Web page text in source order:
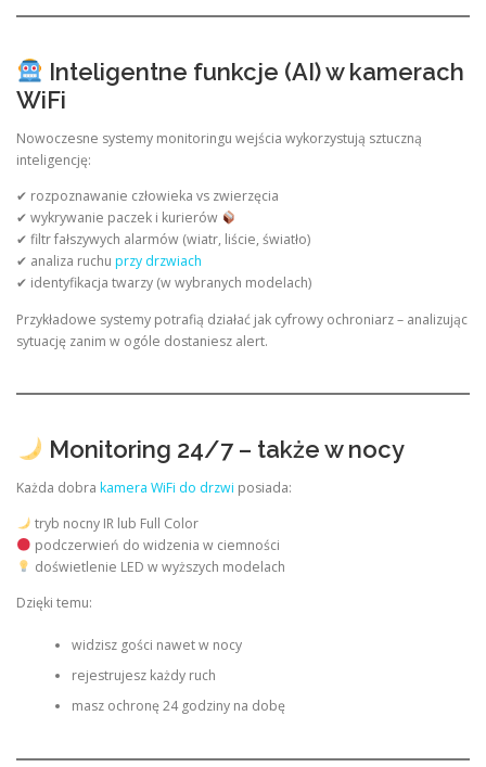
Inteligentne funkcje (AI) w kamerach
WiFi
Nowoczesne systemy monitoringu wejścia wykorzystują sztuczną
inteligencję:
✔ rozpoznawanie człowieka vs zwierzęcia
✔ wykrywanie paczek i kurierów
✔ filtr fałszywych alarmów (wiatr, liście, światło)
✔ analiza ruchu przy drzwiach
✔ identyfikacja twarzy (w wybranych modelach)
Przykładowe systemy potrafią działać jak cyfrowy ochroniarz – analizując
sytuację zanim w ogóle dostaniesz alert.
Monitoring 24/7 – także w nocy
Każda dobra kamera WiFi do drzwi posiada:
tryb nocny IR lub Full Color
podczerwień do widzenia w ciemności
doświetlenie LED w wyższych modelach
Dzięki temu:
widzisz gości nawet w nocy
rejestrujesz każdy ruch
masz ochronę 24 godziny na dobę